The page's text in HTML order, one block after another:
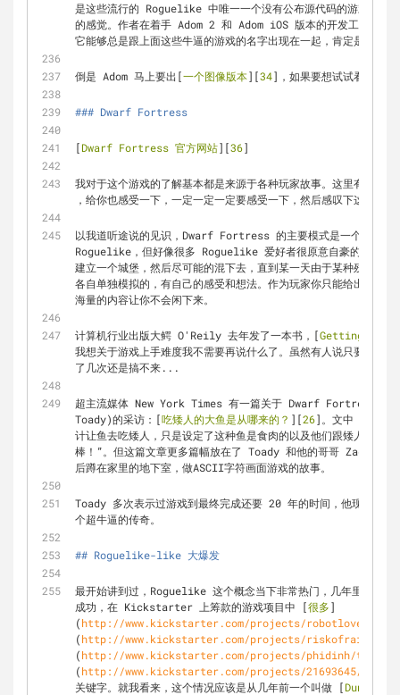
是这些流行的 Roguelike 中唯一一个没有公布源代码的游戏，所
的感觉。作者在着手 Adom 2 和 Adom iOS 版本的开发工作，说
它能够总是跟上面这些牛逼的游戏的名字出现在一起，肯定是有哪里
倒是 Adom 马上要出[一个图像版本][34]，如果要想试试看的话这
### Dwarf Fortress
[Dwarf Fortress 官方网站][36]
我对于这个游戏的了解基本都是来源于各种玩家故事。这里有一个
，给你也感受一下，一定一定一定要感受一下，然后感叹下这怎么
以我道听途说的见识，Dwarf Fortress 的主要模式是一个模拟为
Roguelike，但好像很多 Roguelike 爱好者很原意自豪的把它放
建立一个城堡，然后尽可能的混下去，直到某一天由于某种残酷的
各自单独模拟的，有自己的感受和想法。作为玩家你只能给出命令
海量的内容让你不会闲下来。
计算机行业出版大鳄 O'Reily 去年发了一本书，[Getting
我想关于游戏上手难度我不需要再说什么了。虽然有人说只要静下
了几次还是搞不来...
超主流媒体 New York Times 有一篇关于 Dwarf Fortress 以
Toady)的采访：[吃矮人的大鱼是从哪来的？ ][26]。文中 Toady
计让鱼去吃矮人，只是设定了这种鱼是食肉的以及他们跟矮人差不
棒！”。但这篇文章更多篇幅放在了 Toady 和他的哥哥 Zach 的身
后蹲在家里的地下室，做ASCII字符画面游戏的故事。
Toady 多次表示过游戏到最终完成还要 20 年的时间，他现在三十
个超牛逼的传奇。
## Roguelike-like 大爆发
最开始讲到过，Roguelike 这个概念当下非常热门，几年里有几
成功，在 Kickstarter 上筹款的游戏项目中 [很多]
(http://www.kickstarter.com/projects/
(http://www.kickstarter.com/projects/riskofrain/
(http://www.kickstarter.com/projects/phidinh/
(http://www.kickstarter.com/projects/21693645/
关键字。就我看来，这个情况应该是从几年前一个叫做 [